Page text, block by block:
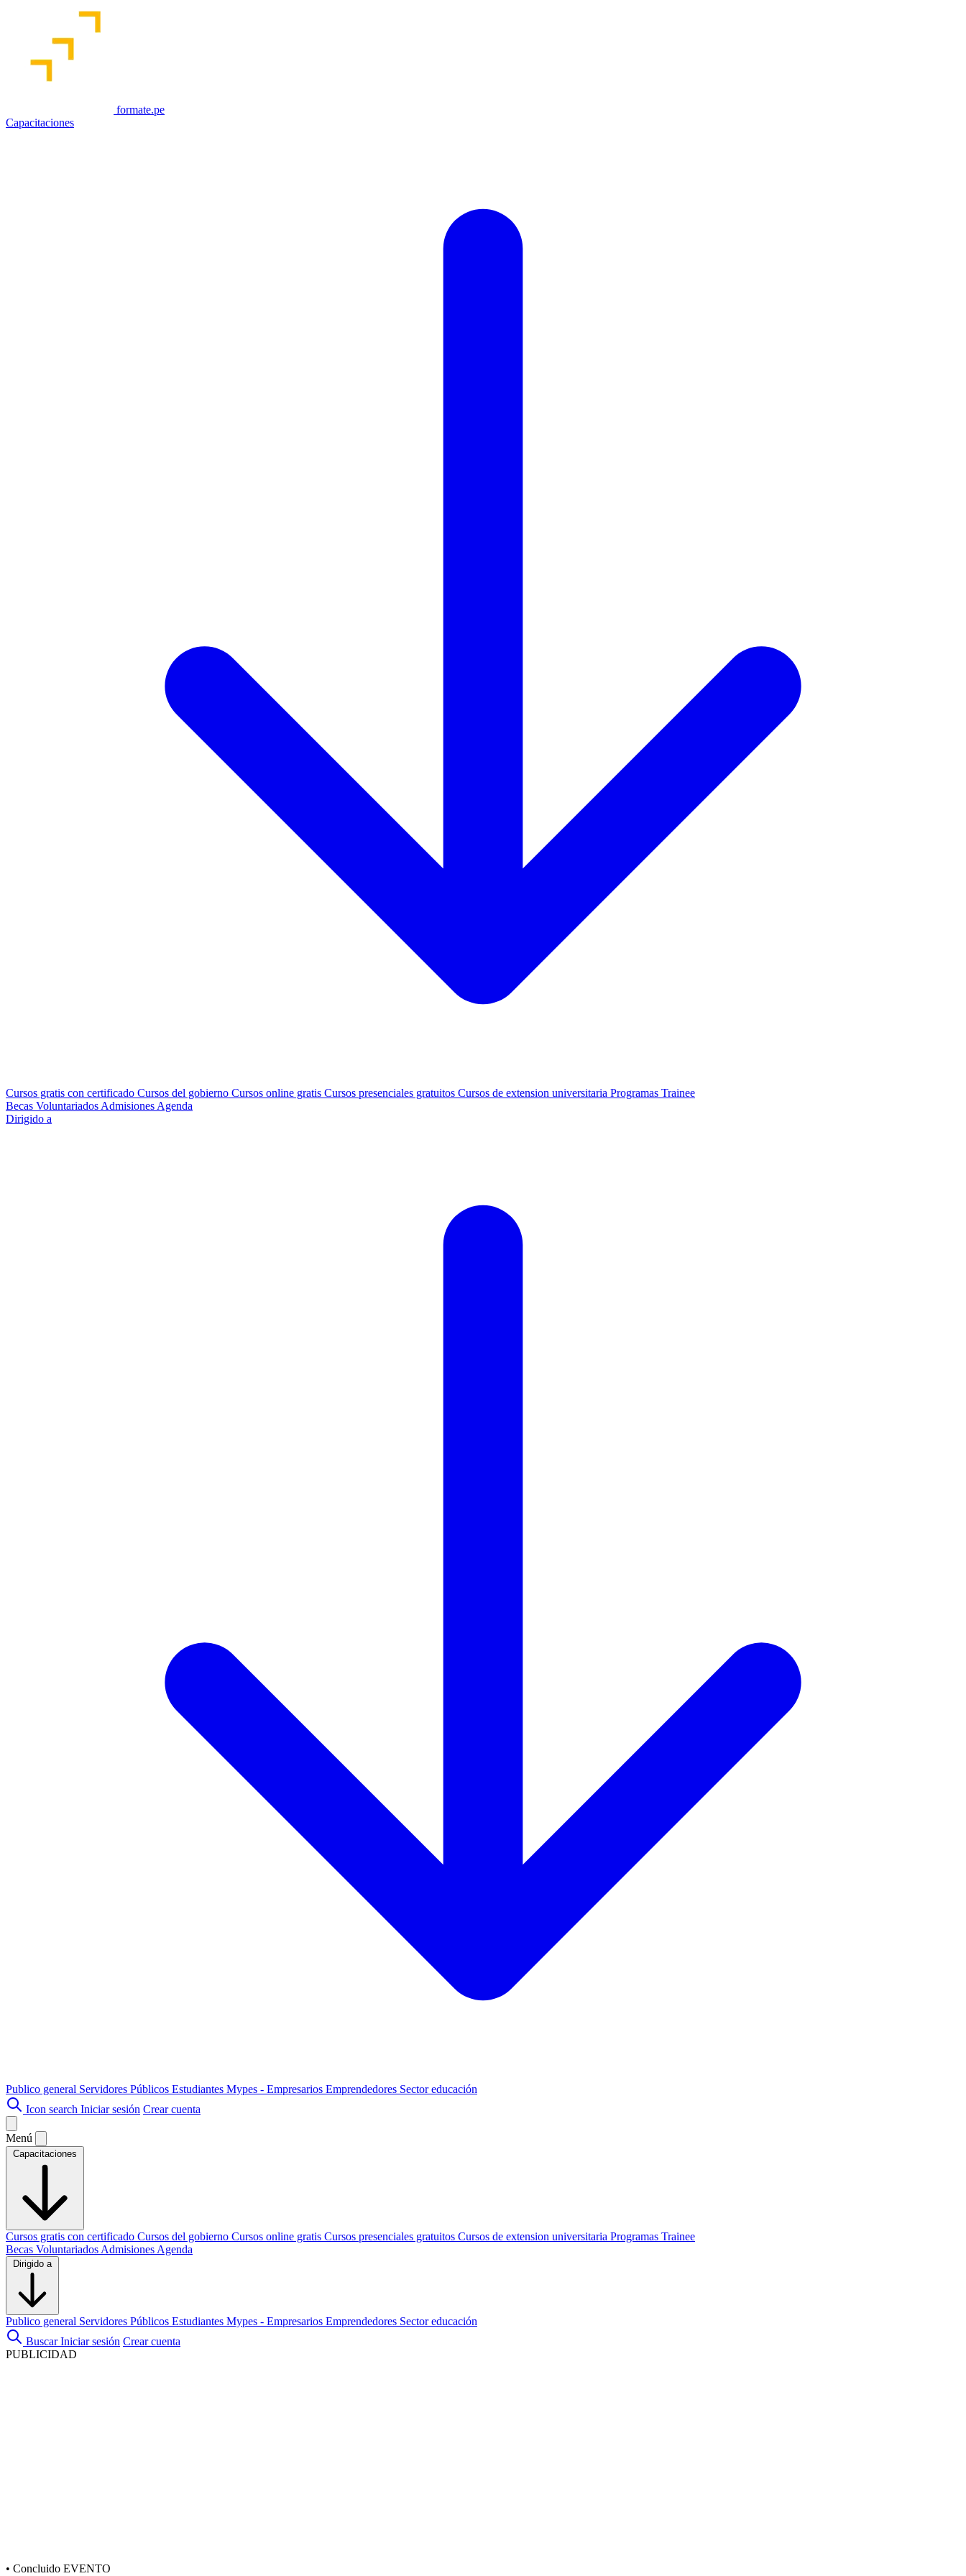
formate.pe
Capacitaciones
Cursos gratis con certificado Cursos del gobierno Cursos online gratis Cursos presenciales gratuitos Cursos de extension universitaria Programas Trainee
Becas Voluntariados Admisiones Agenda
Dirigido a
Publico general Servidores Públicos Estudiantes Mypes - Empresarios Emprendedores Sector educación
Icon search Iniciar sesión Crear cuenta
Menú
Capacitaciones
Cursos gratis con certificado Cursos del gobierno Cursos online gratis Cursos presenciales gratuitos Cursos de extension universitaria Programas Trainee
Becas Voluntariados Admisiones Agenda
Dirigido a
Publico general Servidores Públicos Estudiantes Mypes - Empresarios Emprendedores Sector educación
Buscar Iniciar sesión Crear cuenta
PUBLICIDAD
• Concluido EVENTO